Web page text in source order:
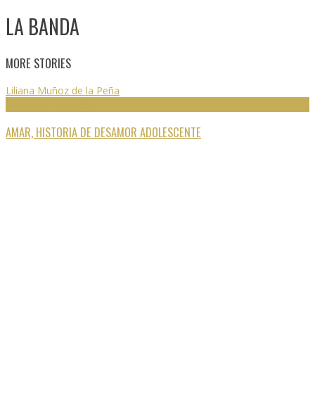
LA BANDA
MORE STORIES
Liliana Muñoz de la Peña
AMAR, HISTORIA DE DESAMOR ADOLESCENTE